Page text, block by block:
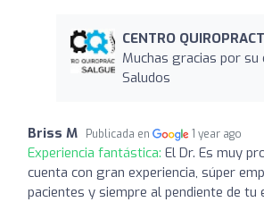
CENTRO
Muchas gracias por su
Saludos
Briss M Publicada en 1 year ago
Experiencia fantástica: El Dr. Es muy
cuenta con gran experiencia, súper
pacientes y siempre al pendiente de tu